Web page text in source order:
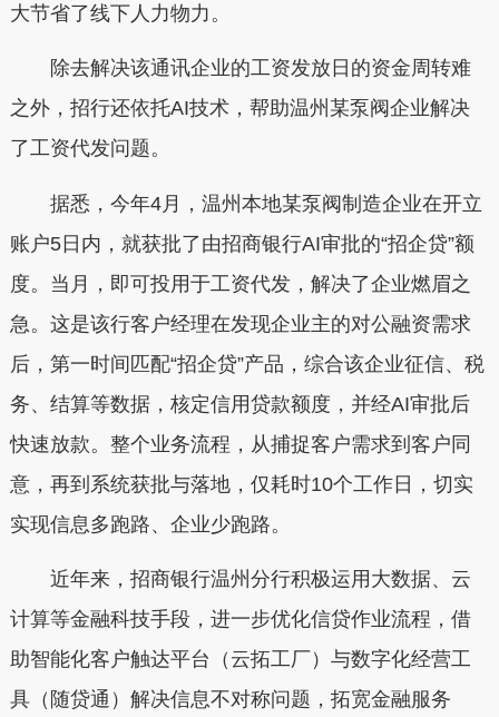
大节省了线下人力物力。
除去解决该通讯企业的工资发放日的资金周转难
之外，招行还依托AI技术，帮助温州某泵阀企业解决
了工资代发问题。
据悉，今年4月，温州本地某泵阀制造企业在开立
账户5日内，就获批了由招商银行AI审批的“招企贷”额
度。当月，即可投用于工资代发，解决了企业燃眉之
急。这是该行客户经理在发现企业主的对公融资需求
后，第一时间匹配“招企贷”产品，综合该企业征信、税
务、结算等数据，核定信用贷款额度，并经AI审批后
快速放款。整个业务流程，从捕捉客户需求到客户同
意，再到系统获批与落地，仅耗时10个工作日，切实
实现信息多跑路、企业少跑路。
近年来，招商银行温州分行积极运用大数据、云
计算等金融科技手段，进一步优化信贷作业流程，借
助智能化客户触达平台（云拓工厂）与数字化经营工
具（随贷通）解决信息不对称问题，拓宽金融服务